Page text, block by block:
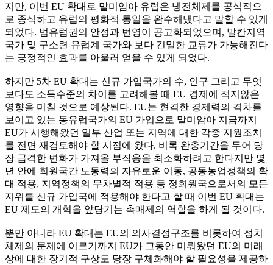
지만, 이번 EU 확대로 말미암아 유럽은 냉전체제를 공식적으
로 종식하고 유럽의 평화적 통일을 완수해냈다고 말할 수 있게
되었다. 범유럽권의 안정과 번영이 공고화되었으며, 발칸지역
국가 및 구소련 유럽계 국가와 보다 긴밀한 교류가 가능해진다
는 긍정적인 효과를 아울러 얻을 수 있게 되었다.
하지만 5차 EU 확대는 신규 가입국가의 수, 인구 그리고 무엇
보다도 소득수준의 차이를 고려해볼 때 EU 경제에 적지않은
영향을 미칠 것으로 예상된다. EU는 현격한 경제력의 격차를
보이고 있는 동유럽국가의 EU 가입으로 말미암아 지금까지
EU가 시행해왔던 일부 산업 또는 지역에 대한 각종 지원조치
를 전면 재검토해야 할 시점에 왔다. 비록 완충기간을 두어 당
장 급격한 변화가 가져올 부작용을 최소화하려고 한다지만 몇
년 안에 회원국간 노동력의 자유로운 이동, 공동농업정책의 확
대 적용, 지역정책의 무차별적 적용 등 정회원국으로서의 모든
지위를 신규 가입국에 적용해야 한다고 할 때 이번 EU 확대는
EU 제도의 개혁을 앞당기는 촉매제의 역할을 하게 될 것이다.
뿐만 아니라 EU 확대는 EU의 의사결정구조를 비롯하여 정치
체제의 문제에 이르기까지 EU가 그동안 미뤄왔던 EU의 미래
상에 대한 장기적 구상도 당장 구체화해야 할 필요성을 제공하